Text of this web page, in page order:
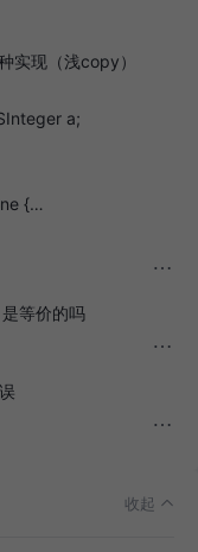
，但是后两项相
深copy，所有称之为
的局部变量arr、
的静态区对应内存地
实现（浅copy）
a;
{
深浅copy不是这样解
是等价的吗
收起